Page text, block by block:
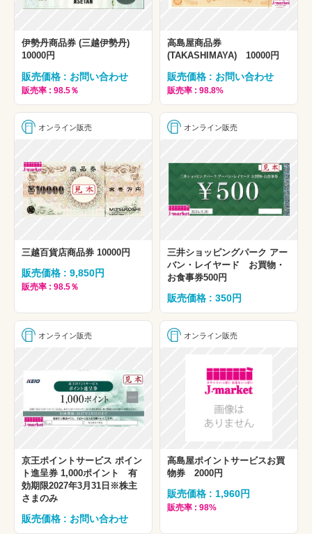
伊勢丹商品券 (三越伊勢丹)
10000円
販売価格 : お問い合わせ
販売率 : 98.5％
高島屋商品券
(TAKASHIMAYA) 10000円
販売価格 : お問い合わせ
販売率 : 98.8%
オンライン販売
三越百貨店商品券 10000円
販売価格 : 9,850円
販売率 : 98.5％
オンライン販売
三井ショッピングパーク アー
バン・レイヤード お買物・
お食事券500円
販売価格 : 350円
オンライン販売
京王ポイントサービス ポイン
ト進呈券 1,000ポイント 有
効期限2027年3月31日※株主
さまのみ
販売価格 : お問い合わせ
オンライン販売
高島屋ポイントサービスお買
物券 2000円
販売価格 : 1,960円
販売率 : 98%